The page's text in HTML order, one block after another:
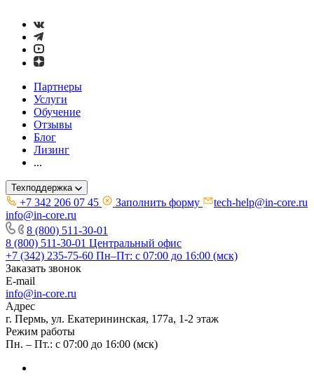
Партнеры
Услуги
Обучение
Отзывы
Блог
Лизинг
...
Техподдержка
+7 342 206 07 45 Заполнить форму
tech-help@in-core.ru
info@in-core.ru
8 (800) 511-30-01
8 (800) 511-30-01 Центральный офис
+7 (342) 235-75-60 Пн–Пт: с 07:00 до 16:00 (мск)
Заказать звонок
E-mail
info@in-core.ru
Адрес
г. Пермь, ул. ​Екатерининская, 177а, ​1-2 этаж
Режим работы
Пн. – Пт.: с 07:00 до 16:00 (мск)